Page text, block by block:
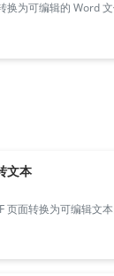
换为可编辑的 Word 文
文本
页面转换为可编辑文本